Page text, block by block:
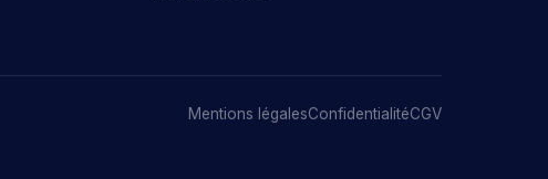
Mentions légalesConfidentialitéCGV